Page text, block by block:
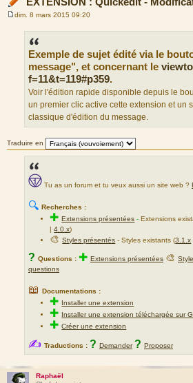
dim. 8 mars 2015 09:20
Exemple de sujet édité via le
message", et concernant le
f=11&t=119#p359.
Voir l'édition rapide disponible depuis le
un premier clic active cette extension et un
classique d'édition du message.
Traduire en
Tu as un forum et tu veux aussi un site web ?
🔍 Recherches :
✚Extensions présentées -Extensions
|4.0.x)
🎨Styles présentés - Styles existants (3.1.x
? Questions : ✚ Extensions présentées 🎨
questions
📖 Documentations :
✚ Installer une extension
✚ Installer une extension téléchargée sur
✚Créer une extension
✍ Traductions : ? Demander ? Proposer
Raphaël